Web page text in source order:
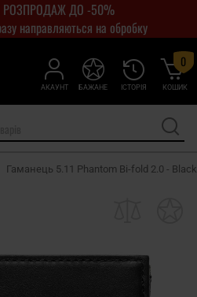
РОЗПРОДАЖ ДО -50%
направляються на обробку
АКАУНТ ІСТОРІЯ
БАЖАНЕ КОШИК
0
Гаманець 5.11 Phantom Bi-fold 2.0 - Black